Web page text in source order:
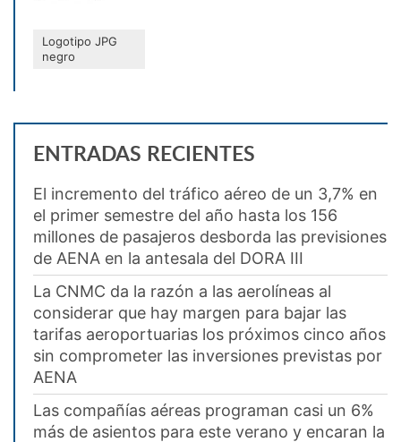
Logotipo JPG
negro
ENTRADAS RECIENTES
El incremento del tráfico aéreo de un 3,7% en
el primer semestre del año hasta los 156
millones de pasajeros desborda las previsiones
de AENA en la antesala del DORA III
La CNMC da la razón a las aerolíneas al
considerar que hay margen para bajar las
tarifas aeroportuarias los próximos cinco años
sin comprometer las inversiones previstas por
AENA
Las compañías aéreas programan casi un 6%
más de asientos para este verano y encaran la